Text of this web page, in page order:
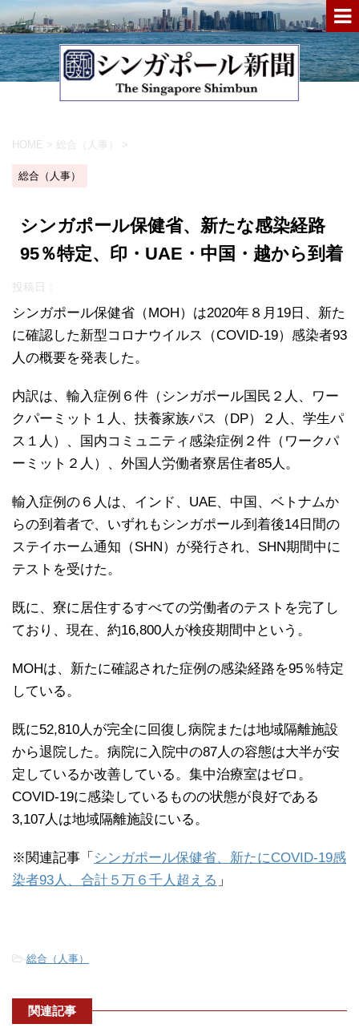
HOME > 総合（人事） >
総合（人事）
シンガポール保健省、新たな感染経路
95％特定、印・UAE・中国・越から到着
投稿日：
シンガポール保健省（MOH）は2020年８月19日、新た
に確認した新型コロナウイルス（COVID-19）感染者93
人の概要を発表した。
内訳は、輸入症例６件（シンガポール国民２人、ワー
クパーミット１人、扶養家族パス（DP）２人、学生パ
ス１人）、国内コミュニティ感染症例２件（ワークパ
ーミット２人）、外国人労働者寮居住者85人。
輸入症例の６人は、インド、UAE、中国、ベトナムか
らの到着者で、いずれもシンガポール到着後14日間の
ステイホーム通知（SHN）が発行され、SHN期間中に
テストを受けた。
既に、寮に居住するすべての労働者のテストを完了し
ており、現在、約16,800人が検疫期間中という。
MOHは、新たに確認された症例の感染経路を95％特定
している。
既に52,810人が完全に回復し病院または地域隔離施設
から退院した。病院に入院中の87人の容態は大半が安
定しているか改善している。集中治療室はゼロ。
COVID-19に感染しているものの状態が良好である
3,107人は地域隔離施設にいる。
※関連記事「 シンガポール保健省、新たにCOVID-19感
染者93人、合計５万６千人超える 」
-総合（人事）
関連記事